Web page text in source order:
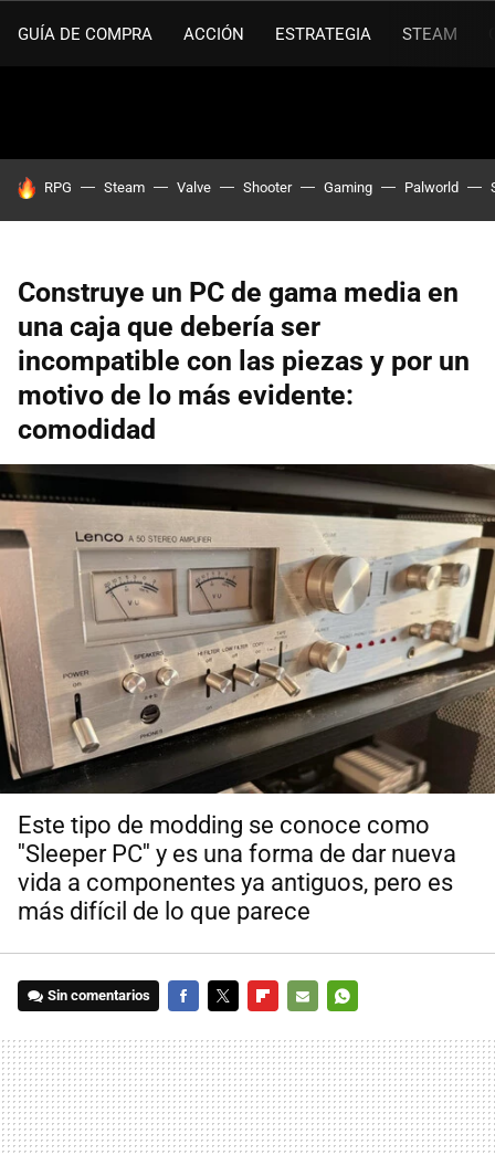
GUÍA DE COMPRA ACCIÓN ESTRATEGIA STEAM
HOY SE HABLA DE
RPG Steam Valve Shooter Gaming Palworld
Construye un PC de gama media en
una caja que debería ser
incompatible con las piezas y por un
motivo de lo más evidente:
comodidad
Este tipo de modding se conoce como
''Sleeper PC'' y es una forma de dar nueva
vida a componentes ya antiguos, pero es
más difícil de lo que parece
Sin comentarios
MAIL